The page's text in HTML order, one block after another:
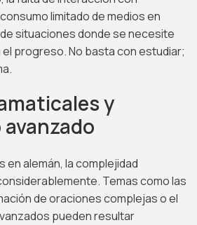
limitado de medios en
situaciones donde se necesite
el progreso. No basta con estudiar;
y
en alemán, la complejidad
Temas como las
de oraciones complejas o el
pueden resultar